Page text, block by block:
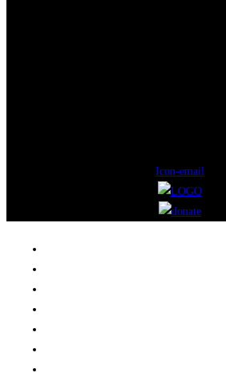
Icon-email